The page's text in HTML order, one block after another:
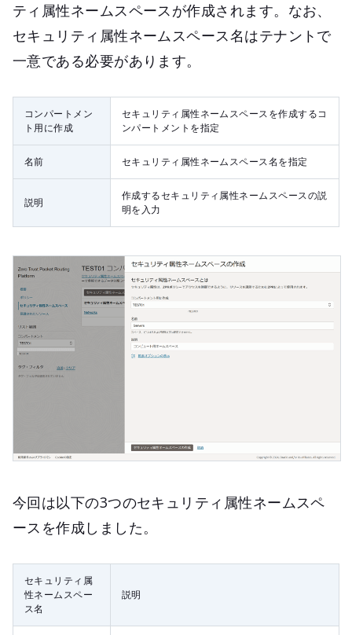
ティ属性ネームスペースが作成されます。なお、
セキュリティ属性ネームスペース名はテナントで
一意である必要があります。
コンパートメン
ト用に作成
セキュリティ属性ネームスペースを作成するコ
ンパートメントを指定
名前 セキュリティ属性ネームスペース名を指定
説明
作成するセキュリティ属性ネームスペースの説
明を入力
今回は以下の3つのセキュリティ属性ネームスペ
ースを作成しました。
セキュリティ属
性ネームスペー
ス名
説明